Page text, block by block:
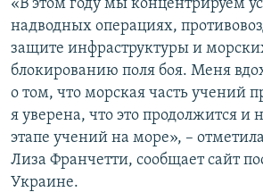
«В этом году мы концентрируем
надводных операциях,
защите инфраструктуры и
блокированию поля боя. Меня
о том, что морская часть учений
я уверена, что это продолжится и
этапе учений на море», –
Лиза Франчетти, сообщает сайт
Украине.